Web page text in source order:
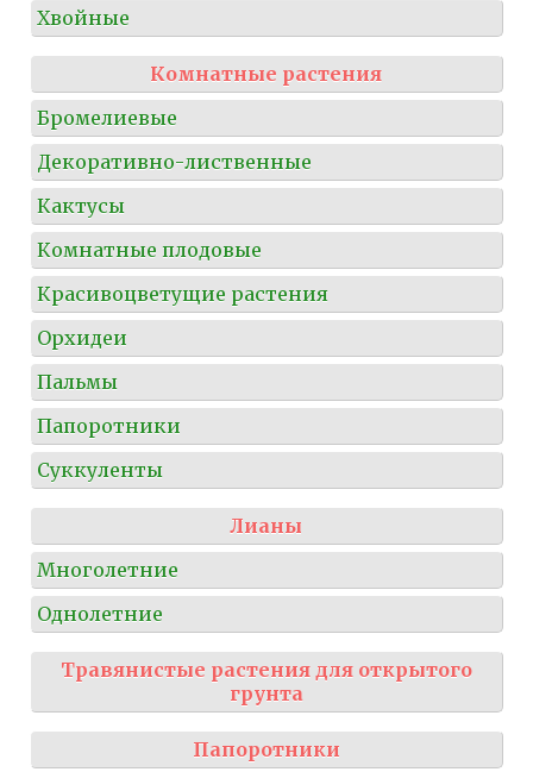
Хвойные
Комнатные растения
Бромелиевые
Декоративно-лиственные
Кактусы
Комнатные плодовые
Красивоцветущие растения
Орхидеи
Пальмы
Папоротники
Суккуленты
Лианы
Многолетние
Однолетние
Травянистые растения для открытого
грунта
Папоротники